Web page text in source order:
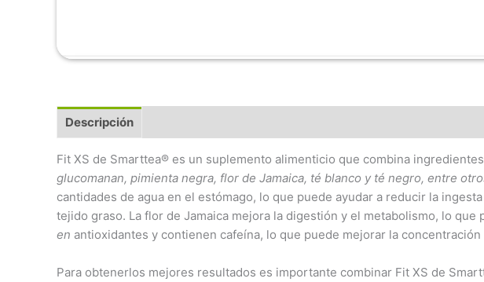
Descripción
Fit XS de Smarttea® es un suplemento alimenticio que combina
glucomanan, pimienta negra, flor de Jamaica, té blanco y té negro, entre
cantidades de agua en el estómago, lo que puede ayudar a reducir la
tejido graso. La flor de Jamaica mejora la digestión y el metabolismo, lo
en antioxidantes y contienen cafeína, lo que puede mejorar la concentración
Para obtenerlos mejores resultados es importante combinar Fit XS de